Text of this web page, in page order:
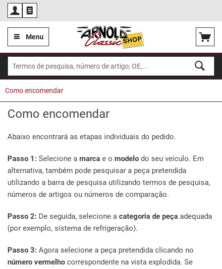
Menu
Como encomendar
Como encomendar
Abaixo encontrará as etapas individuais do pedido.
Passo 1: Selecione a marca e o modelo do seu veículo. Em
alternativa, também pode pesquisar a peça pretendida
utilizando a barra de pesquisa utilizando termos de pesquisa,
números de artigos ou números de comparação.
Passo 2: De seguida, selecione a categoria de peça adequada
(por exemplo, sistema de refrigeração).
Passo 3: Agora selecione a peça pretendida clicando no
número vermelho correspondente na vista explodida. Se